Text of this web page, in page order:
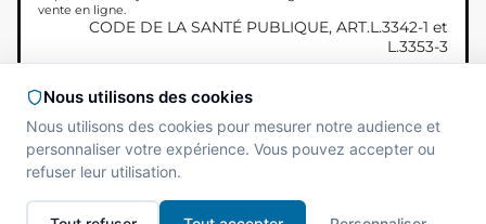
vente en ligne.
CODE DE LA SANTÉ PUBLIQUE, ART.L.3342-1 et
L.3353-3
Copyright © 2026
Miamland, Tutti i diritti
riservati.
Site réalisé parMAADAM
SOLUTIONS
Nous utilisons des cookies
Nous utilisons des cookies pour mesurer notre audience et
personnaliser votre expérience. Vous pouvez accepter ou
refuser leur utilisation.